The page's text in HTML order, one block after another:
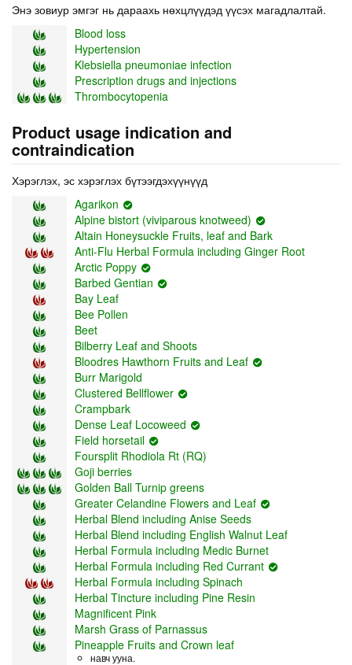
Энэ зовиур эмгэг нь дараахь нөхцлүүдэд үүсэх магадлалтай.
Blood loss
Hypertension
Klebsiella pneumoniae infection
Prescription drugs and injections
Thrombocytopenia
Product usage indication and
contraindication
Хэрэглэх, эс хэрэглэх бүтээгдэхүүнүүд
Agarikon
Alpine bistort (viviparous knotweed)
Altain Honeysuckle Fruits, leaf and Bark
Anti-Flu Herbal Formula including Ginger Root
Arctic Poppy
Barbed Gentian
Bay Leaf
Bee Pollen
Beet
Bilberry Leaf and Shoots
Bloodres Hawthorn Fruits and Leaf
Burr Marigold
Clustered Bellflower
Crampbark
Dense Leaf Locoweed
Field horsetail
Foursplit Rhodiola Rt (RQ)
Goji berries
Golden Ball Turnip greens
Greater Celandine Flowers and Leaf
Herbal Blend including Anise Seeds
Herbal Blend including English Walnut Leaf
Herbal Formula including Medic Burnet
Herbal Formula including Red Currant
Herbal Formula including Spinach
Herbal Tincture including Pine Resin
Magnificent Pink
Marsh Grass of Parnassus
Pineapple Fruits and Crown leaf
навч ууна.